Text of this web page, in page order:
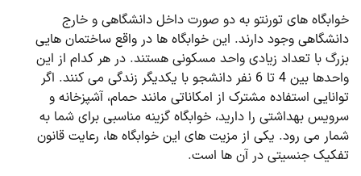
خوابگاه های تورنتو به دو صورت داخل دانشگاهی و خارج
دانشگاهی وجود دارند. این خوابگاه ها در واقع ساختمان هایی
بزرگ با تعداد زیادی واحد مسکونی هستند. در هر کدام از این
واحدها بین 4 تا 6 نفر دانشجو با یکدیگر زندگی می کنند. اگر
توانایی استفاده مشترک از امکاناتی مانند حمام، آشپزخانه و
سرویس بهداشتی را دارید، خوابگاه گزینه مناسبی برای شما به
شمار می رود. یکی از مزیت های این خوابگاه ها، رعایت قانون
تفکیک جنسیتی در آن ها است.